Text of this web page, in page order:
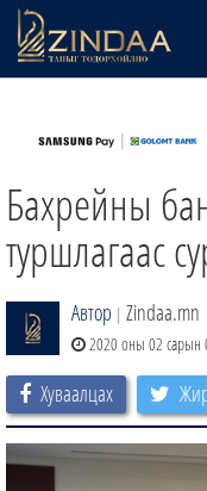
ТВ8
ӨГЛӨӨНИЙ СОНИН
АУДИО ЗОХИОЛ
ЗИНДАА СЭТГҮҮЛ
Бахрейны
туршлагаас
Автор | Zindaa.mn
2020 оны 02 сарын
Хуваалцах